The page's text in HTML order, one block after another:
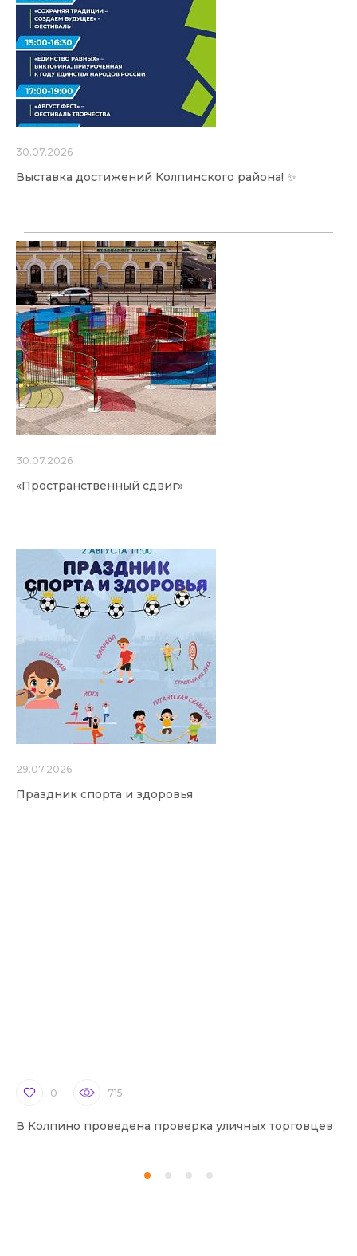
30.07.2026
Выставка достижений Колпинского района! ✨
30.07.2026
«Пространственный сдвиг»
29.07.2026
Праздник спорта и здоровья
0 715
В Колпино проведена проверка уличных торговцев